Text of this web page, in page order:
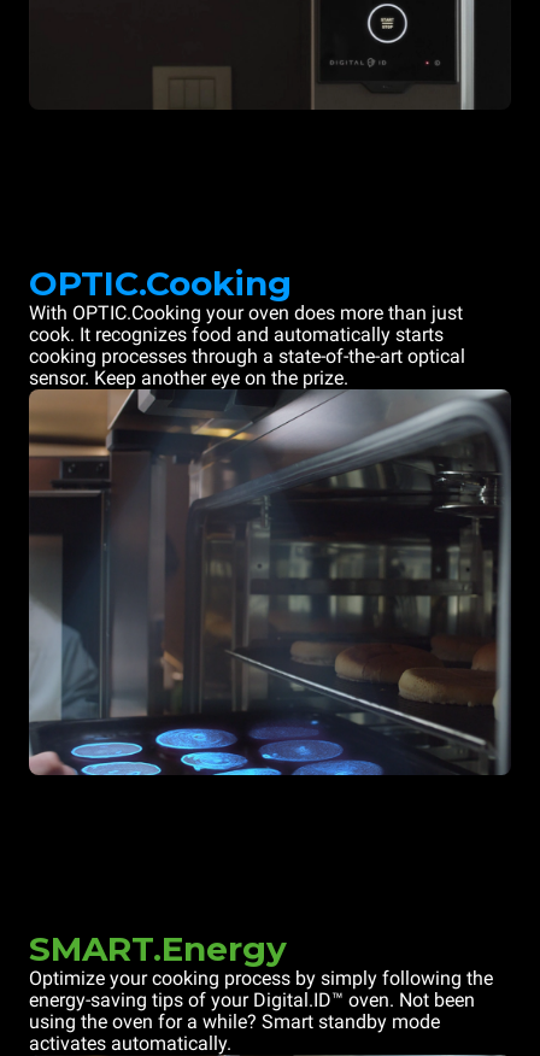
OPTIC.Cooking
With OPTIC.Cooking your oven does more than just
cook. It recognizes food and automatically starts
cooking processes through a state-of-the-art optical
sensor. Keep another eye on the prize.
SMART.Energy
Optimize your cooking process by simply following the
energy-saving tips of your Digital.ID™ oven. Not been
using the oven for a while? Smart standby mode
activates automatically.